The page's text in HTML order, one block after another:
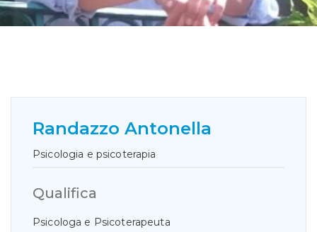
Randazzo Antonella
Psicologia e psicoterapia
Qualifica
Psicologa e Psicoterapeuta